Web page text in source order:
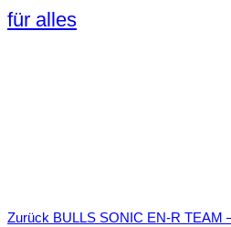
für alles
Zurück BULLS SONIC EN-R TEAM